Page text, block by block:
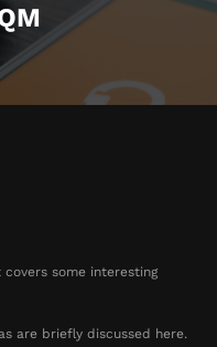
some interesting
are briefly discussed here.